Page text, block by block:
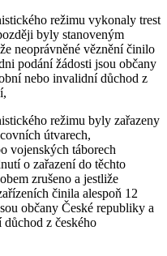
režimu vykonaly trest
byly stanoveným
neoprávněné věznění činilo
podání žádosti jsou občany
nebo invalidní důchod z
režimu byly zařazeny
útvarech,
vojenských táborech
o zařazení do těchto
zrušeno a jestliže
činila alespoň 12
občany České republiky a
z českého